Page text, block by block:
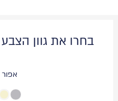
בחרו את גוון
אפור